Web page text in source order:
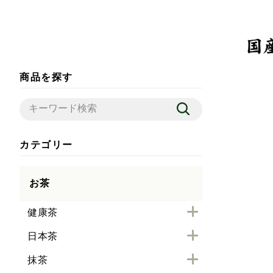
商品を探す
カテゴリー
お茶
健康茶
日本茶
抹茶